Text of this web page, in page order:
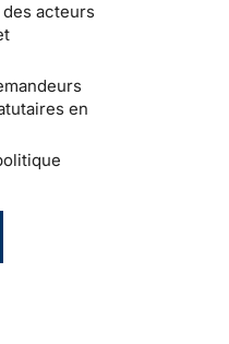
acteurs
en